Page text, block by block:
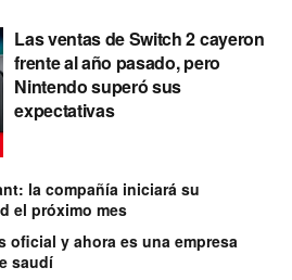
Las ventas de Switch 2 cayeron
frente al año pasado, pero
Nintendo superó sus
expectativas
la compañía iniciará su
el próximo mes
oficial y ahora es una empresa
saudí